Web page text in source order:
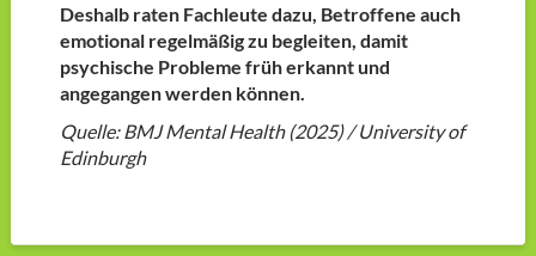
Deshalb raten Fachleute dazu, Betroffene auch
emotional regelmäßig zu begleiten, damit
psychische Probleme früh erkannt und
angegangen werden können.
Quelle: BMJ Mental Health (2025) / University of
Edinburgh